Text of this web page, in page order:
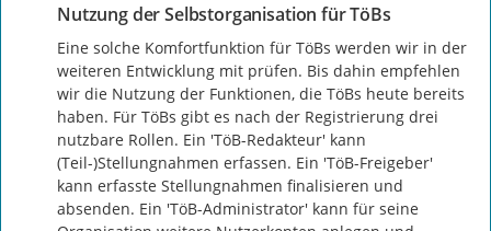
Nutzung der Selbstorganisation für TöBs
Eine solche Komfortfunktion für TöBs werden wir in der
weiteren Entwicklung mit prüfen. Bis dahin empfehlen
wir die Nutzung der Funktionen, die TöBs heute bereits
haben. Für TöBs gibt es nach der Registrierung drei
nutzbare Rollen. Ein 'TöB-Redakteur' kann
(Teil-)Stellungnahmen erfassen. Ein 'TöB-Freigeber'
kann erfasste Stellungnahmen finalisieren und
absenden. Ein 'TöB-Administrator' kann für seine